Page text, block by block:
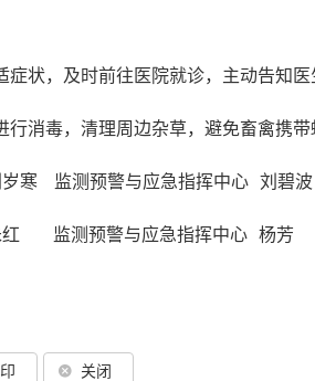
状，及时前往医院就诊，主动告知
消毒，清理周边杂草，避免畜禽携带
岁寒 监测预警与应急指挥中心 刘碧波
红 监测预警与应急指挥中心 杨芳
关闭